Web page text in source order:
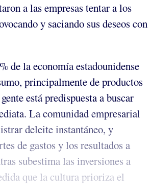
a las empresas tentar a los
y saciando sus deseos con
de la economía estadounidense
principalmente de productos
está predispuesta a buscar
La comunidad empresarial
deleite instantáneo, y
de gastos y los resultados a
subestima las inversiones a
que la cultura prioriza el